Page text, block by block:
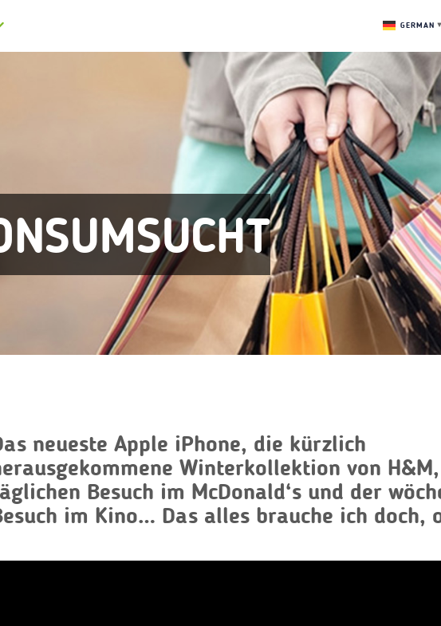
GERMAN ▼
neueste Apple iPhone, die kürzlich
Winterkollektion von
Besuch im McDonald‘s und der
im Kino… Das alles brauche ich doch,